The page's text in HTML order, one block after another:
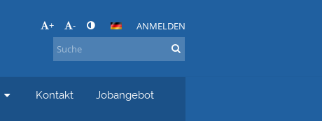
+ - ANMELDEN
Kontakt Jobangebot